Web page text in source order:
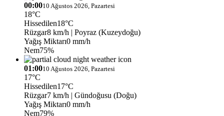
00:0010 Ağustos 2026, Pazartesi
18°C
Hissedilen18°C
Rüzgar8 km/h | Poyraz (Kuzeydoğu)
Yağış Miktarı0 mm/h
Nem75%
01:0010 Ağustos 2026, Pazartesi
17°C
Hissedilen17°C
Rüzgar7 km/h | Gündoğusu (Doğu)
Yağış Miktarı0 mm/h
Nem79%